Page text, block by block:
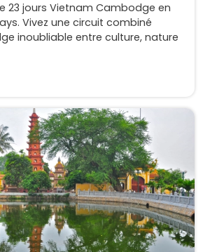
23 jours Vietnam Cambodge en
Vivez une circuit combiné
inoubliable entre culture, nature